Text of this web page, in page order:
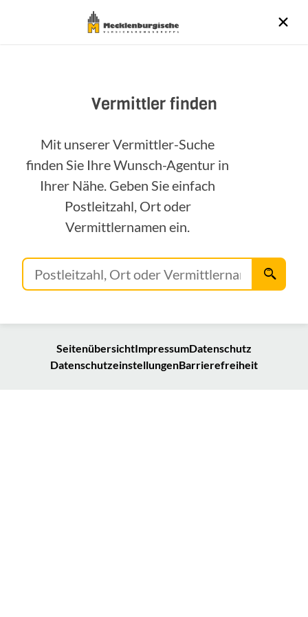
Vermittler finden
Mit unserer Vermittler-Suche
finden Sie Ihre Wunsch-Agentur in
Ihrer Nähe. Geben Sie einfach
Postleitzahl, Ort oder
Vermittlernamen ein.
SeitenübersichtImpressumDatenschutz
DatenschutzeinstellungenBarrierefreiheit